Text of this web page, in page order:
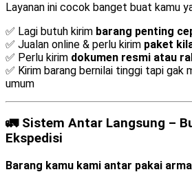
Layanan ini cocok banget buat kamu
✅ Lagi butuh kirim barang penting
✅ Jualan online & perlu kirim paket
✅ Perlu kirim dokumen resmi atau
✅ Kirim barang bernilai tinggi tapi gak
umum
🚛 Sistem Antar Langsung –
Ekspedisi
Barang kamu kami antar pakai